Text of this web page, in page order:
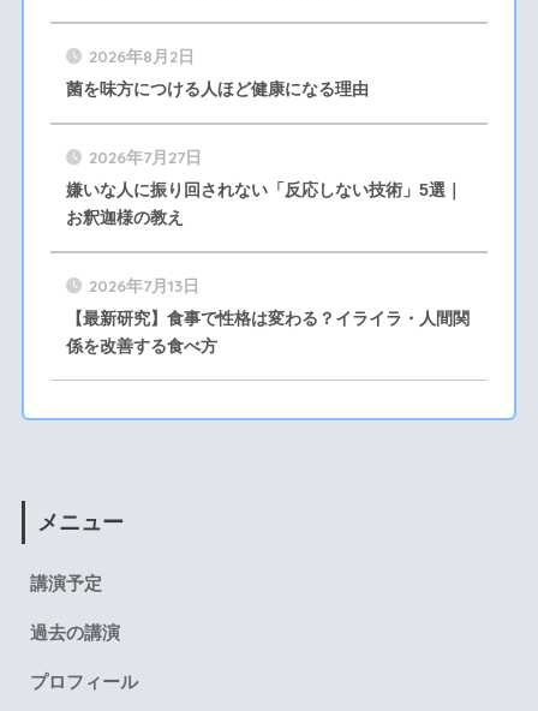
2026年8月2日
菌を味方につける人ほど健康になる理由
2026年7月27日
嫌いな人に振り回されない「反応しない技術」5選｜
お釈迦様の教え
2026年7月13日
【最新研究】食事で性格は変わる？イライラ・人間関
係を改善する食べ方
メニュー
講演予定
過去の講演
プロフィール